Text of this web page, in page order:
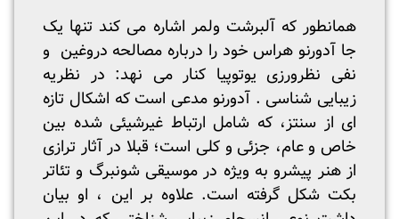
همانطور که آلبرشت ولمر اشاره می کند تنها یک
جا آدورنو هراس خود را درباره مصالحه دروغین و
نفی نظرورزی یوتوپیا کنار می نهد: در نظریه
زیبایی شناسی . آدورنو مدعی است که اشکال تازه
ای از سنتز، که شامل ارتباط غیر­شیئی شده بین
خاص و عام، جزئی و کلی است؛ قبلا در آثار ترازی
از هنر پیشرو به ویژه در موسیقی شونبرگ و تئاتر
بکت شکل گرفته است. علاوه بر این ، او بیان